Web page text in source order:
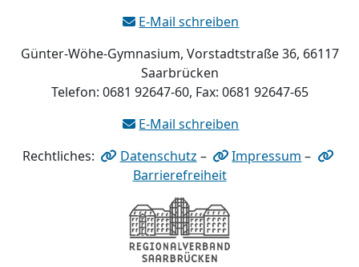
E-Mail schreiben
Günter-Wöhe-Gymnasium, Vorstadtstraße 36, 66117
Saarbrücken
Telefon: 0681 92647-60, Fax: 0681 92647-65
E-Mail schreiben
Rechtliches:
Datenschutz – Impressum –
Barrierefreiheit